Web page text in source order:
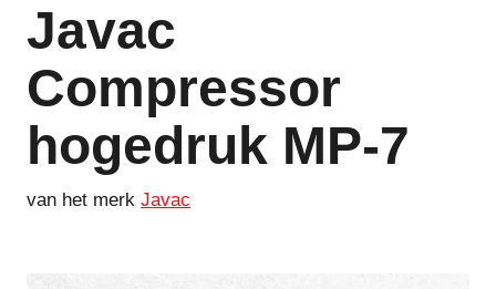
Javac
Compressor
hogedruk MP-7
van het merk Javac